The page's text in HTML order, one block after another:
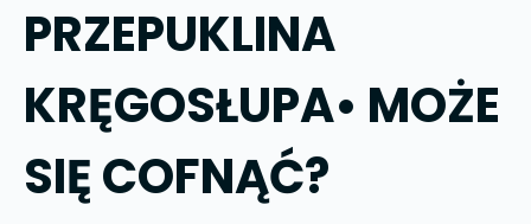
PRZEPUKLINA
KRĘGOSŁUPA• MOŻE
SIĘ COFNĄĆ?